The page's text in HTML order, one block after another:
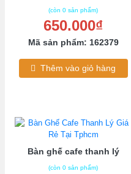
(còn 0 sản phẩm)
650.000₫
Mã sản phẩm: 162379
Thêm vào giỏ hàng
Bàn ghế cafe thanh lý
(còn 0 sản phẩm)